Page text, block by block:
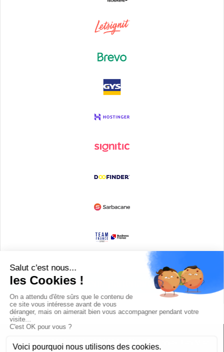
Devenir partenaire
© Copyright 2008 / 2026,DECODE MEDIA, The Innovation Media